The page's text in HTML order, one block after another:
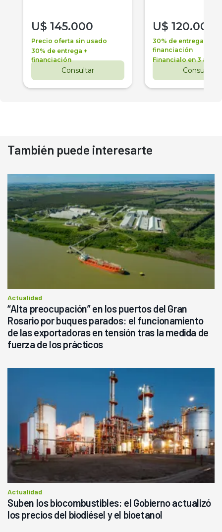
U$ 145.000
Precio oferta sin usado
30% de entrega +
financiación
Consultar
U$ 120.000
30% de entrega +
financiación
Financialo en 3 años
Consultar
También puede interesarte
Actualidad
“Alta preocupación” en los puertos del Gran
Rosario por buques parados: el funcionamiento
de las exportadoras en tensión tras la medida de
fuerza de los prácticos
Actualidad
Suben los biocombustibles: el Gobierno actualizó
los precios del biodiésel y el bioetanol